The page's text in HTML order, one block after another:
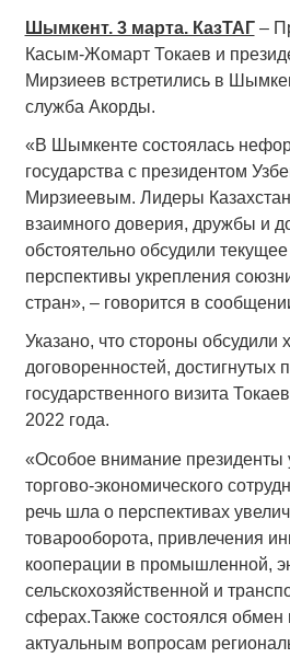
Шымкент. 3 марта. КазТАГ–
Касым-Жомарт Токаев и
Мирзиеев встретились в
служба Акорды.
«В Шымкенте состоялась
государства с президентом
Мирзиеевым. Лидеры
взаимного доверия, дружбы и
обстоятельно обсудили
перспективы укрепления
стран», – говорится в
Указано, что стороны обсудили
договоренностей, достигнутых
государственного визита
2022 года.
«Особое внимание президенты
торгово-экономического
речь шла о перспективах
товарооборота, привлечения
кооперации в промышленной,
сельскохозяйственной и
сферах.Также состоялся
актуальным вопросам